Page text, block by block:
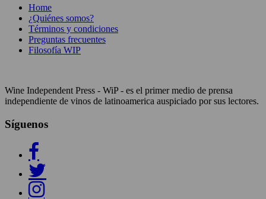
Home
¿Quiénes somos?
Términos y condiciones
Preguntas frecuentes
Filosofía WIP
Wine Independent Press - WiP - es el primer medio de prensa
independiente de vinos de latinoamerica auspiciado por sus lectores.
Síguenos